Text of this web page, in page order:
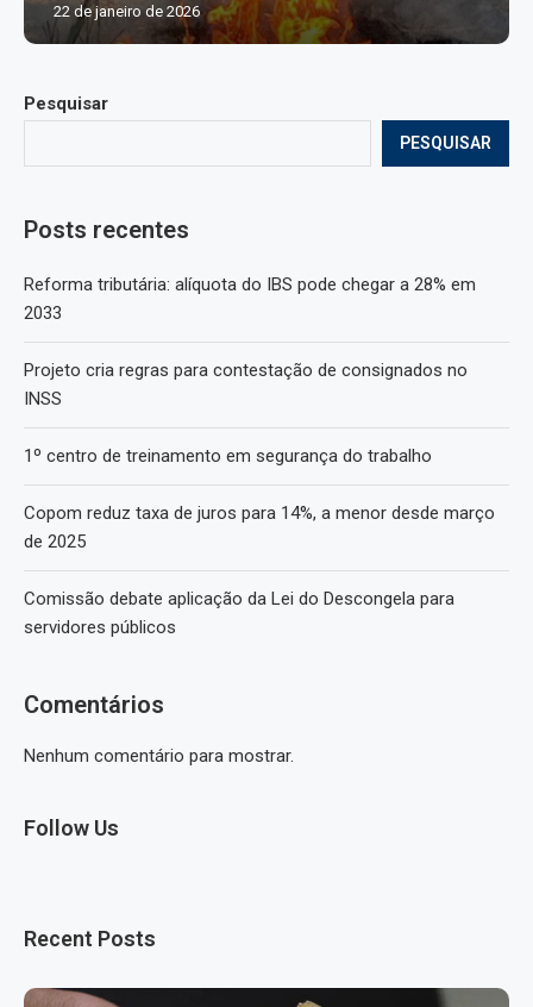
Pesquisar
PESQUISAR
Posts recentes
Reforma tributária: alíquota do IBS pode chegar a 28% em
2033
Projeto cria regras para contestação de consignados no
INSS
1º centro de treinamento em segurança do trabalho
Copom reduz taxa de juros para 14%, a menor desde março
de 2025
Comissão debate aplicação da Lei do Descongela para
servidores públicos
Comentários
Nenhum comentário para mostrar.
Follow Us
Recent Posts
22 de janeiro de 2026